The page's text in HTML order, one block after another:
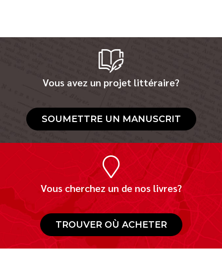
Vous avez un projet littéraire?
SOUMETTRE UN MANUSCRIT
Vous cherchez un de nos livres?
TROUVER OÙ ACHETER